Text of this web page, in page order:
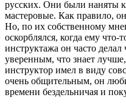
русских. Они были наняты
мастеровые. Как правило,
Но, по их собственному
оскорблялся, когда ему что-
инструктажа он часто
уверенным, что знает
инструктор имел в виду
очень общительным, он
времени бездельничая и